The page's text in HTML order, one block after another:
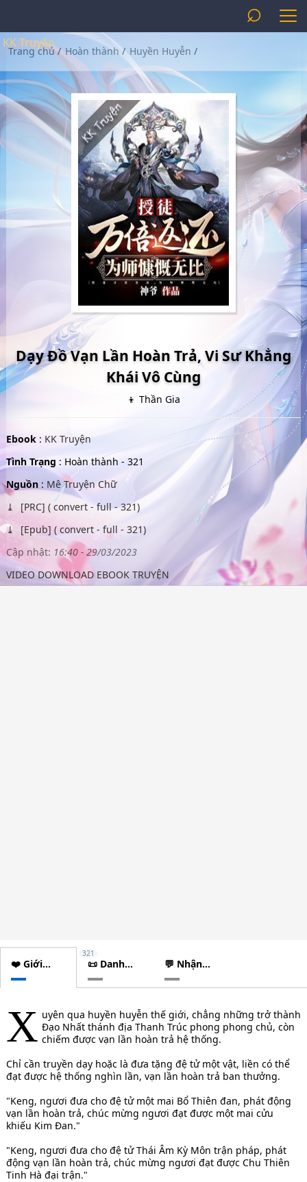
KK Truyện
⌕
Trang chủ/ Hoàn thành / Huyền Huyễn /
Dạy Đồ Vạn Lần Hoàn Trả, Vi Sư Khẳng
Khái Vô Cùng
👦 Thần Gia
Ebook : KK Truyện
Tình Trạng : Hoàn thành - 321
Nguồn: Mê Truyện Chữ
[PRC] ( convert - full - 321)
[Epub] ( convert - full - 321)
Cập nhật: 16:40 - 29/03/2023
VIDEO DOWNLOAD EBOOK TRUYỆN
❤️ Giới
thiệu
📜 Danh
sách
chương
321
💬 Nhận
xét
X uyên qua huyền huyễn thế giới, chẳng những trở thành
Đạo Nhất thánh địa Thanh Trúc phong phong chủ, còn
chiếm được vạn lần hoàn trả hệ thống.
Chỉ cần truyền dạy hoặc là đưa tặng đệ tử một vật, liền có thể
đạt được hệ thống nghìn lần, vạn lần hoàn trả ban thưởng.
"Keng, ngươi đưa cho đệ tử một mai Bổ Thiên đan, phát động
vạn lần hoàn trả, chúc mừng ngươi đạt được một mai cửu
khiếu Kim Đan."
"Keng, ngươi đưa cho đệ tử Thái Âm Kỳ Môn trận pháp, phát
động vạn lần hoàn trả, chúc mừng ngươi đạt được Chu Thiên
Tinh Hà đại trận."